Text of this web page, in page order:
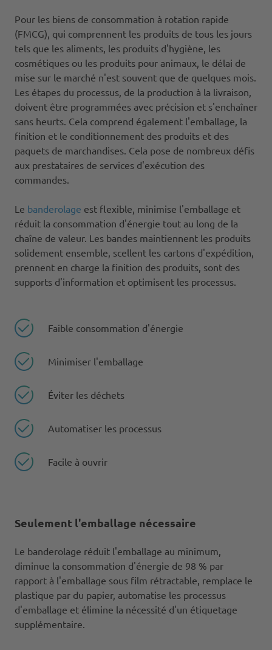
Pour les biens de consommation à rotation rapide
(FMCG), qui comprennent les produits de tous les jours
tels que les aliments, les produits d'hygiène, les
cosmétiques ou les produits pour animaux, le délai de
mise sur le marché n'est souvent que de quelques mois.
Les étapes du processus, de la production à la livraison,
doivent être programmées avec précision et s'enchaîner
sans heurts. Cela comprend également l'emballage, la
finition et le conditionnement des produits et des
paquets de marchandises. Cela pose de nombreux défis
aux prestataires de services d'exécution des
commandes.
Le banderolage est flexible, minimise l'emballage et
réduit la consommation d'énergie tout au long de la
chaîne de valeur. Les bandes maintiennent les produits
solidement ensemble, scellent les cartons d'expédition,
prennent en charge la finition des produits, sont des
supports d'information et optimisent les processus.
Faible consommation d'énergie
Minimiser l'emballage
Éviter les déchets
Automatiser les processus
Facile à ouvrir
Seulement l'emballage nécessaire
Le banderolage réduit l'emballage au minimum,
diminue la consommation d'énergie de 98 % par
rapport à l'emballage sous film rétractable, remplace le
plastique par du papier, automatise les processus
d'emballage et élimine la nécessité d'un étiquetage
supplémentaire.